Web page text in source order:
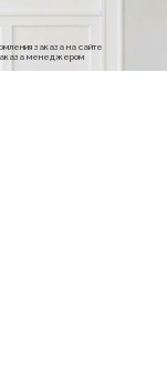
заказа на сайте
менеджером